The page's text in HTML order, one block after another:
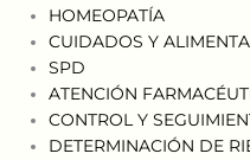
HOMEOPATÍA
CUIDADOS Y
SPD
ATENCIÓN
CONTROL Y
DETERMINACIÓN DE